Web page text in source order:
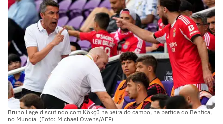
Bruno Lage discutindo com Kökçü na beira do campo, na partida do Benfica,
no Mundial (Foto: Michael Owens/AFP)